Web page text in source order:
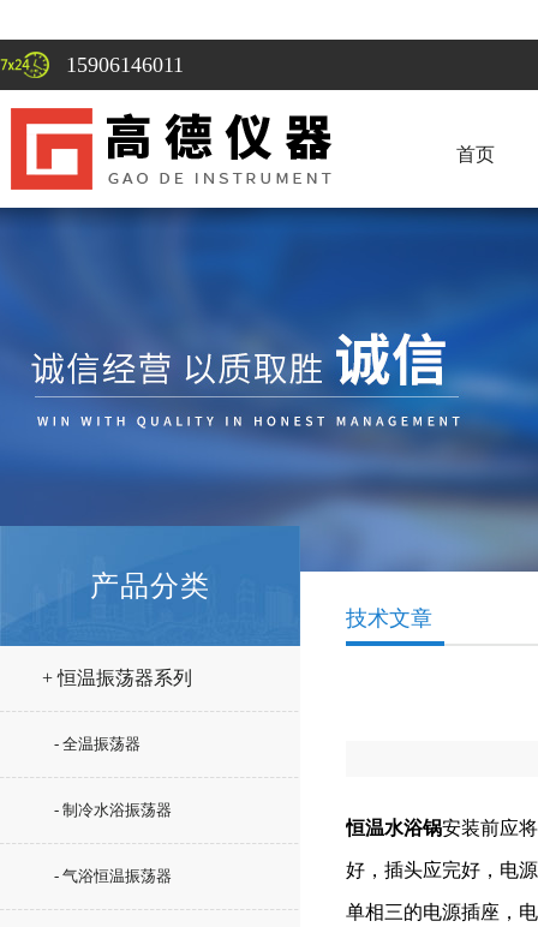
15906146011
首页
产品分类
+ 恒温振荡器系列
- 全温振荡器
- 制冷水浴振荡器
- 气浴恒温振荡器
技术文章
恒温水浴锅安装前应
好，插头应完好，电
单相三的电源插座，